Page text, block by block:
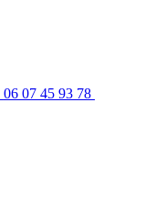
06 07 45 93 78